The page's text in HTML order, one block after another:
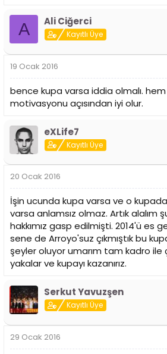
A Ali Ciğerci
Kayıtlı Üye
19 Ocak 2016
bence kupa varsa iddia olmalı. hem
motivasyonu açısından iyi olur.
eXLife7
Kayıtlı Üye
20 Ocak 2016
İşin ucunda kupa varsa ve o
varsa anlamsız olmaz. Artık alalım
hakkımız gasp edilmişti. 2014'ü es
sene de Arroyo'suz çıkmıştık bu
şeyler oluyor umarım tam kadro ile
yakalar ve kupayı kazanırız.
Serkut Yavuzşen
Kayıtlı Üye
29 Ocak 2016